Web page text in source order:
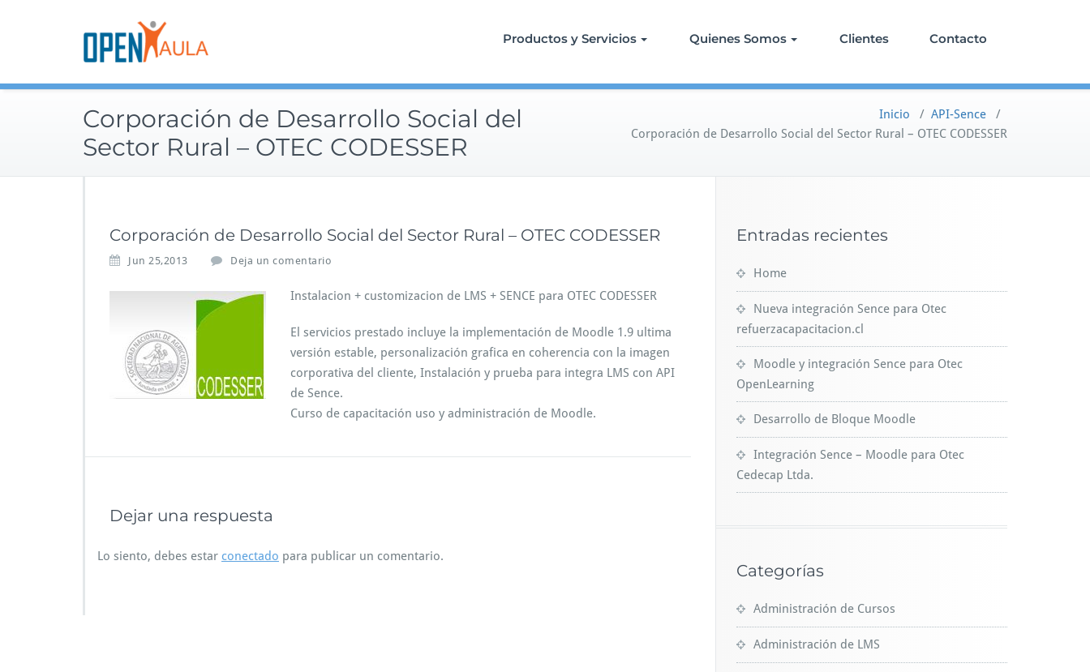
Productos y Servicios Quienes Somos Clientes Contacto
Corporación de Desarrollo Social del
Sector Rural – OTEC CODESSER
Inicio / API-Sence /
Corporación de Desarrollo Social del Sector Rural – OTEC CODESSER
Corporación de Desarrollo Social del Sector Rural – OTEC CODESSER
Jun 25,2013 Deja un comentario
Instalacion + customizacion de LMS + SENCE para OTEC CODESSER
El servicios prestado incluye la implementación de Moodle 1.9 ultima
versión estable, personalización grafica en coherencia con la imagen
corporativa del cliente, Instalación y prueba para integra LMS con API
de Sence.
Curso de capacitación uso y administración de Moodle.
Dejar una respuesta
Lo siento, debes estar conectado para publicar un comentario.
Entradas recientes
Home
Nueva integración Sence para Otec
refuerzacapacitacion.cl
Moodle y integración Sence para Otec
OpenLearning
Desarrollo de Bloque Moodle
Integración Sence – Moodle para Otec
Cedecap Ltda.
Categorías
Administración de Cursos
Administración de LMS